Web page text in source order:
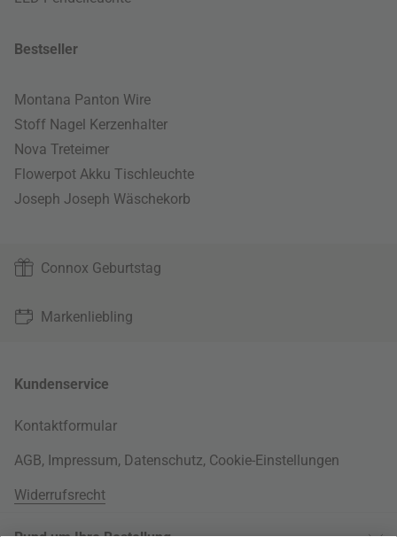
Bestseller
Montana Panton Wire
Stoff Nagel Kerzenhalter
Nova Treteimer
Flowerpot Akku Tischleuchte
Joseph Joseph Wäschekorb
Connox Geburtstag
Markenliebling
Kundenservice
Kontaktformular
AGB, Impressum, Datenschutz, Cookie-Einstellungen
Widerrufsrecht